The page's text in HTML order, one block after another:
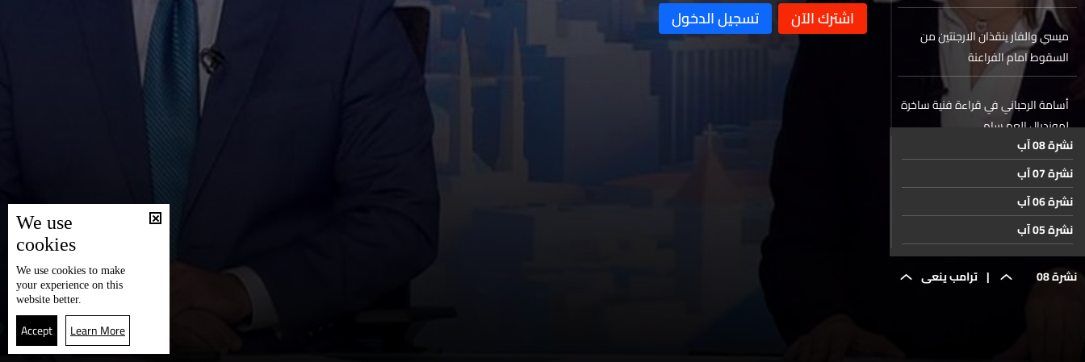
ميسي والفار ينقذان الارجنتين من
السقوط امام الفراعنة
أسامة الرحباني في قراءة فنية ساخرة
لمونديال العم سام
بعد خروج مصر... اليكم جدول مباريات
ربع نهائي كأس العالم 2026
حال الطقس
نشرة 08
| ترامب ينعى
نشرة 08 آب
نشرة 07 آب
نشرة 06 آب
نشرة 05 آب
نشرة 04 آب
نشرة 03 آب
We use
cookies
We use cookies to make
your experience on this
website better.
Accept Learn More